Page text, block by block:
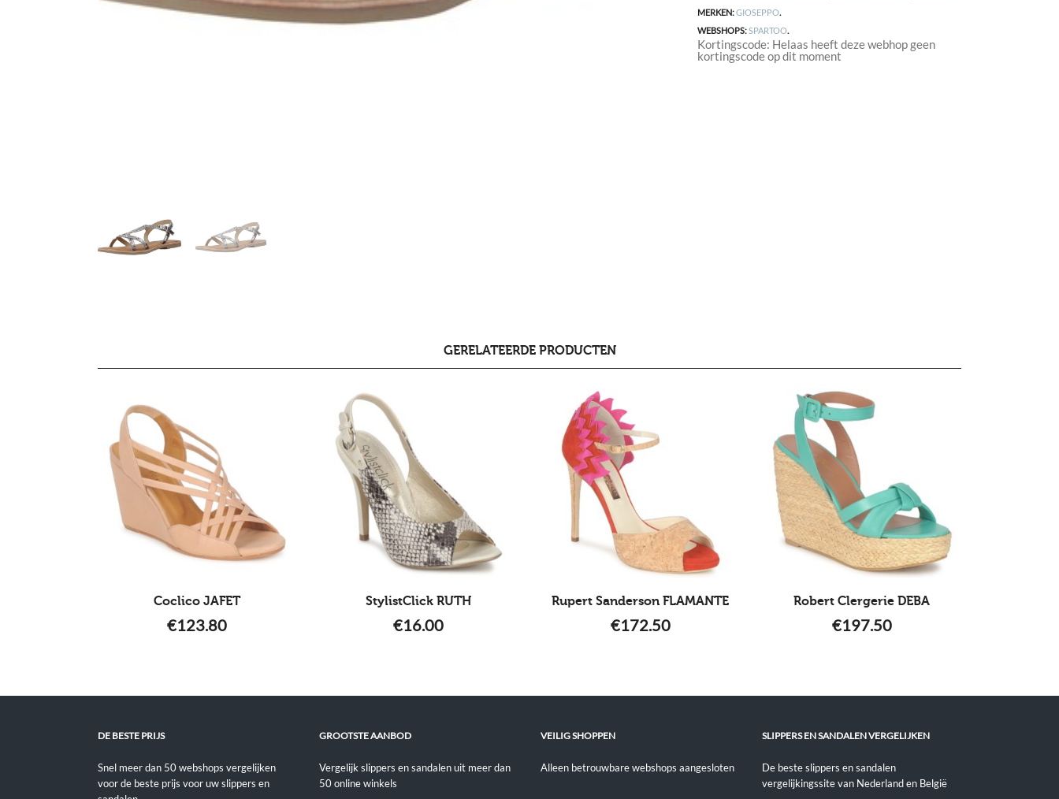
MERKEN:GIOSEPPO.
WEBSHOPS:SPARTOO.
Kortingscode: Helaas heeft deze webhop geen
kortingscode op dit moment
GERELATEERDE PRODUCTEN
Coclico JAFET
€123.80
StylistClick RUTH
€16.00
Rupert Sanderson FLAMANTE
€172.50
Robert Clergerie DEBA
€197.50
DE BESTE PRIJS
Snel meer dan 50 webshops vergelijken
voor de beste prijs voor uw slippers en
GROOTSTE AANBOD
Vergelijk slippers en sandalen uit meer dan
50 online winkels
VEILIG SHOPPEN
Alleen betrouwbare webshops aangesloten
SLIPPERS EN SANDALEN VERGELIJKEN
De beste slippers en sandalen
vergelijkingssite van Nederland en België